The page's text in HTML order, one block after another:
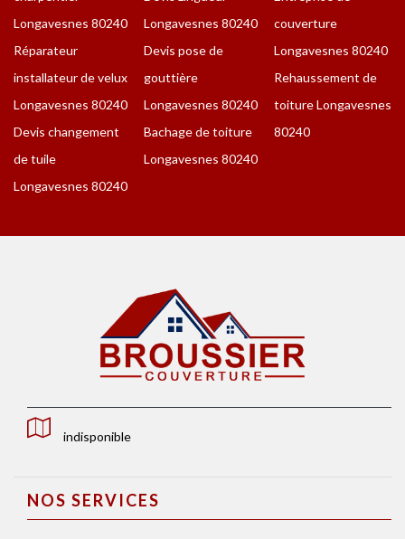
Longavesnes 80240
Réparateur
installateur de velux
Longavesnes 80240
Devis changement
de tuile
Longavesnes 80240
Longavesnes 80240
Devis pose de
gouttière
Longavesnes 80240
Bachage de toiture
Longavesnes 80240
couverture
Longavesnes 80240
Rehaussement de
toiture Longavesnes
80240
indisponible
NOS SERVICES